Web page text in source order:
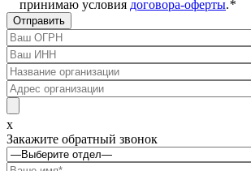
принимаю условия договора-оферты.*
x
Закажите обратный звонок